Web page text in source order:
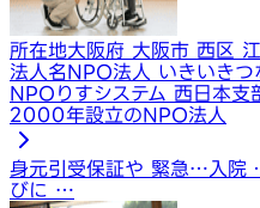
所在地大阪府 大阪市 西区
法人名NPO法人 いきいきつ
NPOりすシステム 西日本支
2000年設立のNPO法人
身元引受保証や 緊急… 入院
びに …